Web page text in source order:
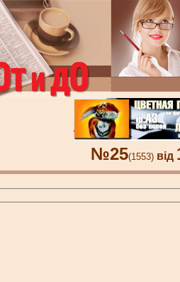
№25(1553) від